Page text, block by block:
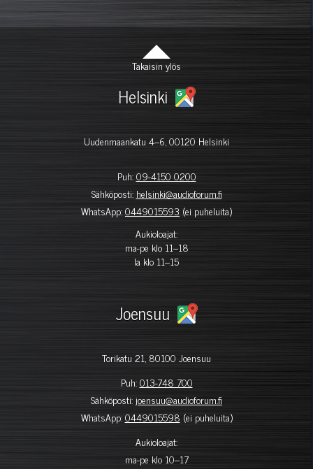
Takaisin ylös
Helsinki
Uudenmaankatu 4–6, 00120 Helsinki
Puh:09-4150 0200
Sähköposti: helsinki@audioforum.fi
WhatsApp:0449015593 (ei puheluita)
Aukioloajat:
ma-pe klo 11–18
la klo 11–15
Joensuu
Torikatu 21, 80100 Joensuu
Puh:013-748 700
Sähköposti: joensuu@audioforum.fi
WhatsApp:0449015598 (ei puheluita)
Aukioloajat:
ma-pe klo 10–17